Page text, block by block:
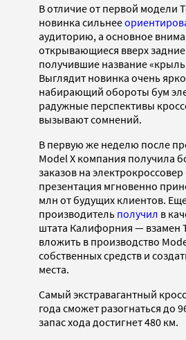
В отличие от первой модели
новинка сильнее
аудиторию, а основное
открывающиеся вверх
получившие название
Выглядит новинка очень
набирающий обороты бум
радужные перспективы
вызывают сомнений.
В первую же неделю после
Model X компания получила
заказов на
презентация мгновенно
млн от будущих клиентов.
производитель получил в
штата Калифорния — взамен
вложить в производство
собственных средств и
места.
Самый экстравагантный
года сможет разогнаться до
запас хода достигнет 480 км.